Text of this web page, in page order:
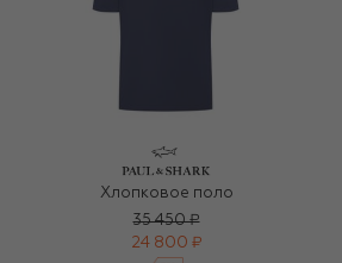
Хлопковое поло
35 450 ₽
24 800 ₽